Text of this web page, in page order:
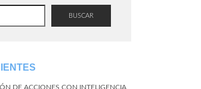
BUSCAR
DE ACCIONES CON INTELIGENCIA